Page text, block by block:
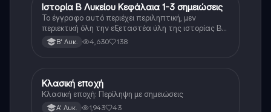
Ιστορία
Ιστορία Β Λυκείου Κεφάλαια 1-3 σημειώσεις
Το έγγραφο αυτό περιέχει περιληπτική, μεν
περιεκτική όλη την εξεταστέα ύλη της ιστορίας Β
λυκείου για τα πρώτα 3 Κεφάλαια, δηλαδή την
μισή ύλη. Το έγγραφο έχει γραφτεί με προσοχή και
Β' Λυκ. 4,630 138
Ιστορία
Κλασική εποχή
Κλασική εποχή: Περίληψη με σημειώσεις
Α' Λυκ. 1,943 43